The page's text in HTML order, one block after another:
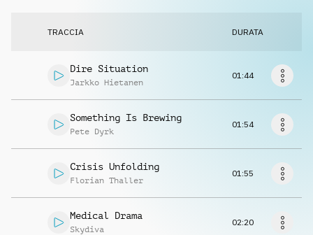
Info
Richiedi musica
TRACCIA DURATA
Dire Situation
Jarkko Hietanen
01:44
Something Is Brewing
Pete Dyrk
01:54
Crisis Unfolding
Florian Thaller
01:55
Medical Drama
Skydiva
02:20